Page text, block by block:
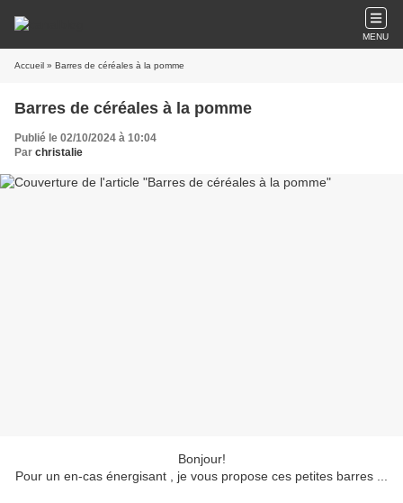
MENU
Accueil » Barres de céréales à la pomme
Barres de céréales à la pomme
Publié le 02/10/2024 à 10:04
Par christalie
Bonjour!
Pour un en-cas énergisant , je vous propose ces petites barres ...